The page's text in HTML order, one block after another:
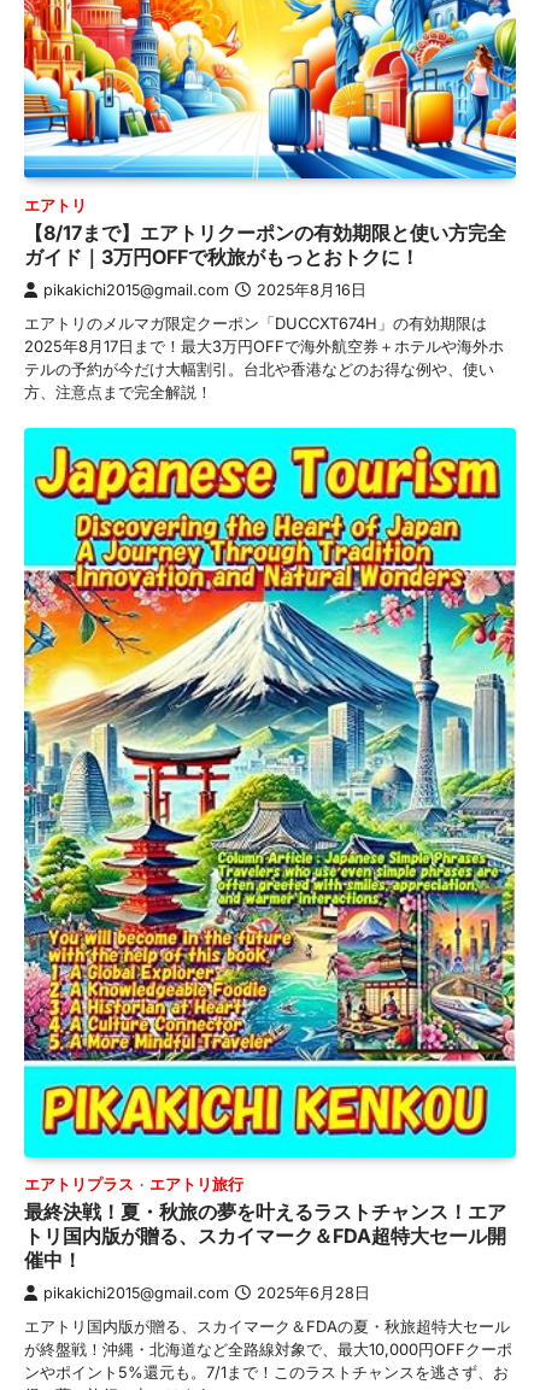
エアトリ
【8/17まで】エアトリクーポンの有効期限と使い方完全
ガイド｜3万円OFFで秋旅がもっとおトクに！
pikakichi2015@gmail.com 2025年8月16日
エアトリのメルマガ限定クーポン「DUCCXT674H」の有効期限は
2025年8月17日まで！最大3万円OFFで海外航空券＋ホテルや海外ホ
テルの予約が今だけ大幅割引。台北や香港などのお得な例や、使い
方、注意点まで完全解説！
エアトリプラス エアトリ旅行
最終決戦！夏・秋旅の夢を叶えるラストチャンス！エア
トリ国内版が贈る、スカイマーク＆FDA超特大セール開
催中！
pikakichi2015@gmail.com 2025年6月28日
エアトリ国内版が贈る、スカイマーク＆FDAの夏・秋旅超特大セール
が終盤戦！沖縄・北海道など全路線対象で、最大10,000円OFFクーポ
ンやポイント5%還元も。7/1まで！このラストチャンスを逃さず、お